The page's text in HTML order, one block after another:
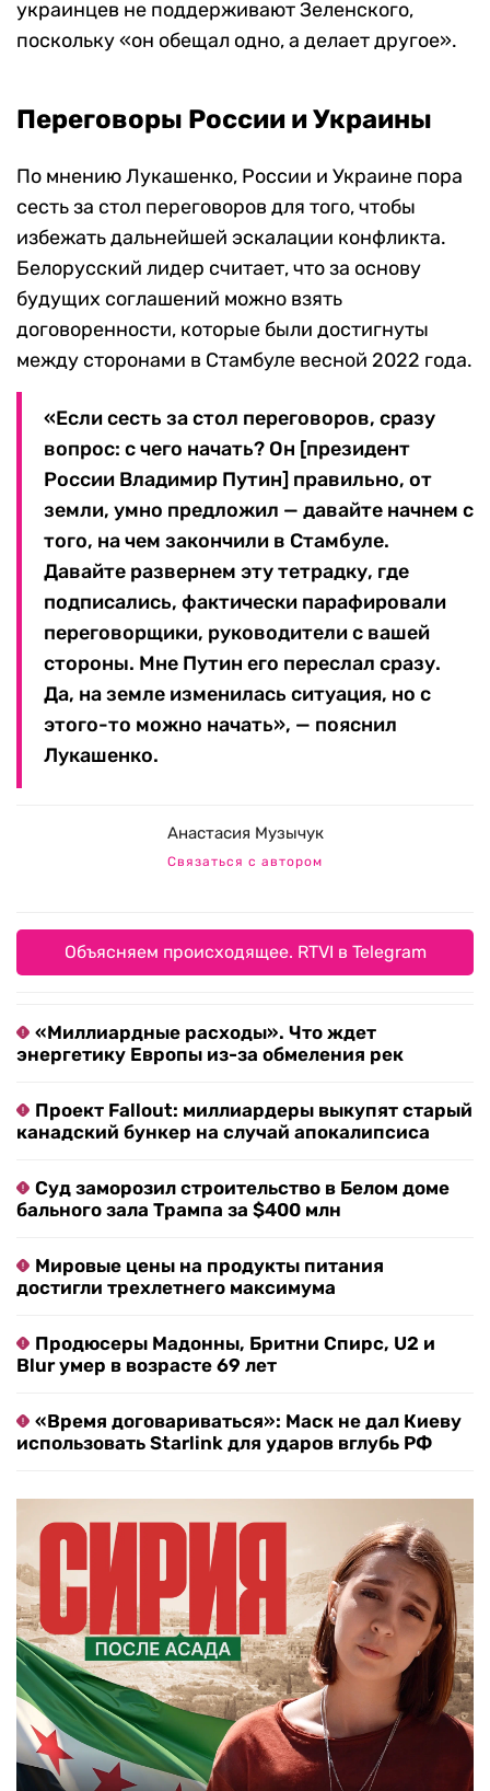
украинцев не поддерживают Зеленского,
поскольку «он обещал одно, а делает другое».
Переговоры России и Украины
По мнению Лукашенко, России и Украине пора
сесть за стол переговоров для того, чтобы
избежать дальнейшей эскалации конфликта.
Белорусский лидер считает, что за основу
будущих соглашений можно взять
договоренности, которые были достигнуты
между сторонами в Стамбуле весной 2022 года.
«Если сесть за стол переговоров, сразу
вопрос: с чего начать? Он [президент
России Владимир Путин] правильно, от
земли, умно предложил — давайте начнем с
того, на чем закончили в Стамбуле.
Давайте развернем эту тетрадку, где
подписались, фактически парафировали
переговорщики, руководители с вашей
стороны. Мне Путин его переслал сразу.
Да, на земле изменилась ситуация, но с
этого-то можно начать», — пояснил
Лукашенко.
Анастасия Музычук
Связаться с автором
Объясняем происходящее. RTVI в Telegram
«Миллиардные расходы». Что ждет
энергетику Европы из-за обмеления рек
Проект Fallout: миллиардеры выкупят старый
канадский бункер на случай апокалипсиса
Суд заморозил строительство в Белом доме
бального зала Трампа за $400 млн
Мировые цены на продукты питания
достигли трехлетнего максимума
Продюсеры Мадонны, Бритни Спирс, U2 и
Blur умер в возрасте 69 лет
«Время договариваться»: Маск не дал Киеву
использовать Starlink для ударов вглубь РФ